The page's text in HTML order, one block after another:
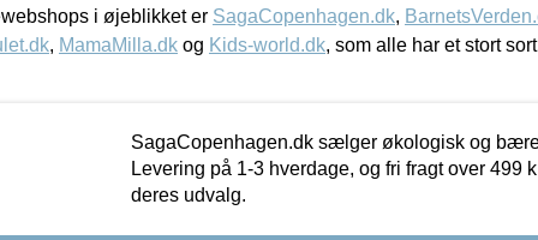
i øjeblikket er SagaCopenhagen.dk,
, MamaMilla.dk og Kids-world.dk, som alle har et stort
SagaCopenhagen.dk sælger økologisk og
Levering på 1-3 hverdage, og fri fragt over 499
deres udvalg.